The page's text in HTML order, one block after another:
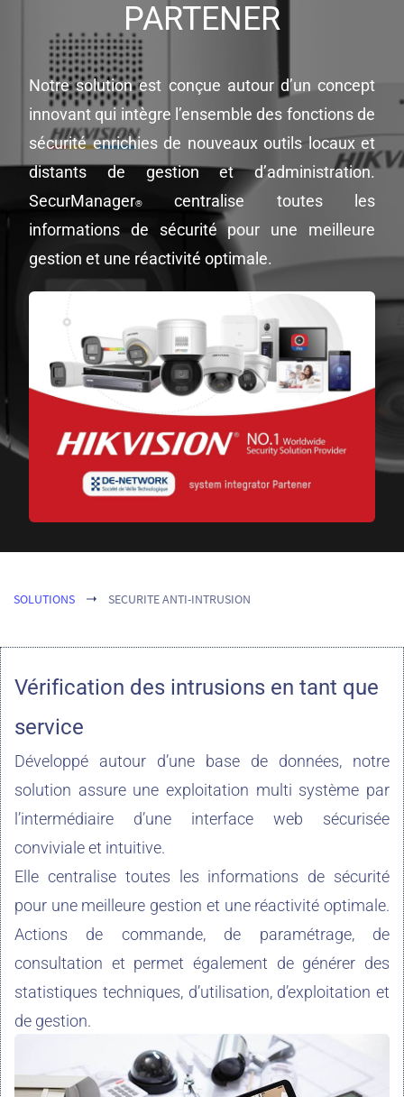
PARTENER
Notre solution est conçue autour d’un concept
innovant qui intègre l’ensemble des fonctions de
sécurité enrichies de nouveaux outils locaux et
distants de gestion et d’administration.
SecurManager®
centralise toutes les
informations de sécurité pour une meilleure
gestion et une réactivité optimale.
SOLUTIONS SECURITE ANTI-INTRUSION
Vérification des intrusions en tant que
service
Développé autour d’une base de données, notre
solution assure une exploitation multi système par
l’intermédiaire d’une interface web sécurisée
conviviale et intuitive.
Elle centralise toutes les informations de sécurité
pour une meilleure gestion et une réactivité optimale.
Actions de commande, de paramétrage, de
consultation et permet également de générer des
statistiques techniques, d’utilisation, d’exploitation et
de gestion.